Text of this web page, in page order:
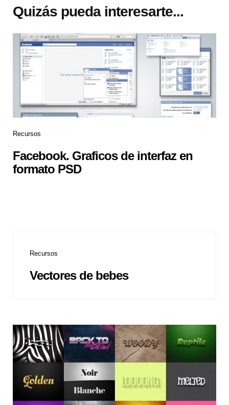
Quizás pueda interesarte...
Recursos
Facebook. Graficos de interfaz en
formato PSD
Recursos
Vectores de bebes